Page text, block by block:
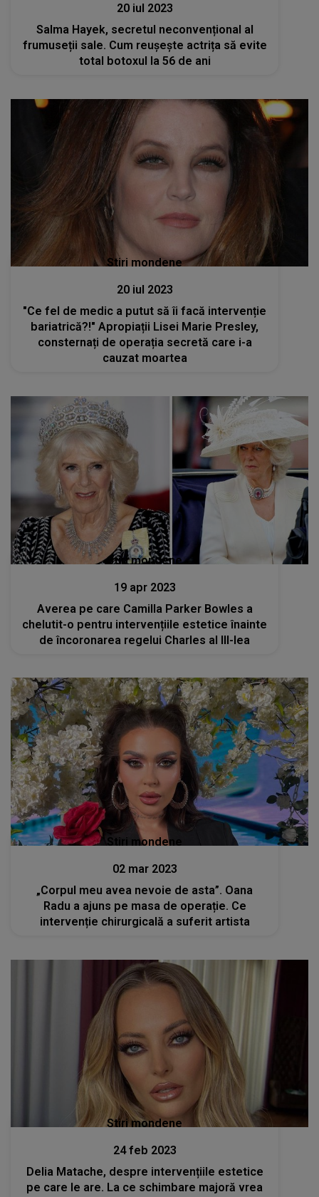
20 iul 2023
Salma Hayek, secretul neconvențional al
frumuseții sale. Cum reușește actrița să evite
total botoxul la 56 de ani
Stiri mondene
20 iul 2023
"Ce fel de medic a putut să îi facă intervenție
bariatrică?!" Apropiații Lisei Marie Presley,
consternați de operația secretă care i-a
cauzat moartea
Stiri mondene
19 apr 2023
Averea pe care Camilla Parker Bowles a
chelutit-o pentru intervențiile estetice înainte
de încoronarea regelui Charles al III-lea
Stiri mondene
02 mar 2023
„Corpul meu avea nevoie de asta”. Oana
Radu a ajuns pe masa de operație. Ce
intervenție chirurgicală a suferit artista
Stiri mondene
24 feb 2023
Delia Matache, despre intervențiile estetice
pe care le are. La ce schimbare majoră vrea